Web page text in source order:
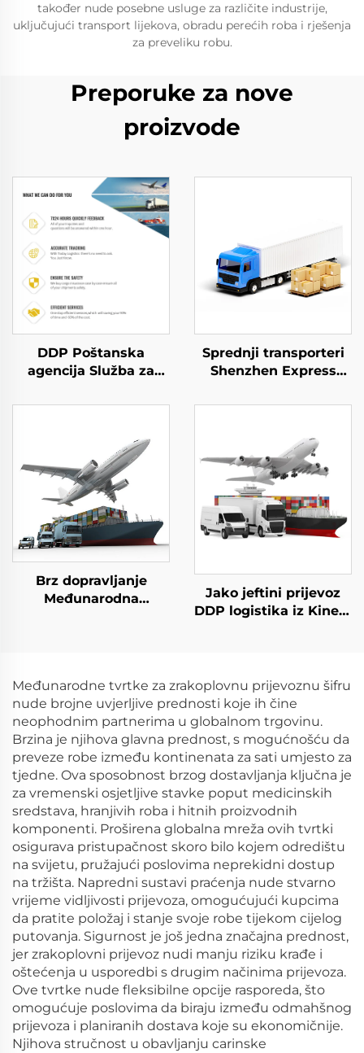
također nude posebne usluge za različite industrije,
uključujući transport lijekova, obradu perećih roba i rješenja
za preveliku robu.
Preporuke za nove
proizvode
DDP Poštanska
agencija Služba za
Zrakoplovni prijevoz u
Ponuda od vrata do
vrata
Sprednji transporteri
Shenzhen Express
Dhl Express Kina do
Globalni kupac
Brz dopravljanje
Međunarodna
Kraljevstvo
Jako jeftini prijevoz
DDP logistika iz Kine u
Ups Dhl Express
dostava agent
Međunarodne tvrtke za zrakoplovnu prijevoznu šifru
nude brojne uvjerljive prednosti koje ih čine
neophodnim partnerima u globalnom trgovinu.
Brzina je njihova glavna prednost, s mogućnošću da
preveze robe između kontinenata za sati umjesto za
tjedne. Ova sposobnost brzog dostavljanja ključna je
za vremenski osjetljive stavke poput medicinskih
sredstava, hranjivih roba i hitnih proizvodnih
komponenti. Proširena globalna mreža ovih tvrtki
osigurava pristupačnost skoro bilo kojem odredištu
na svijetu, pružajući poslovima neprekidni dostup
na tržišta. Napredni sustavi praćenja nude stvarno
vrijeme vidljivosti prijevoza, omogućujući kupcima
da pratite položaj i stanje svoje robe tijekom cijelog
putovanja. Sigurnost je još jedna značajna prednost,
jer zrakoplovni prijevoz nudi manju riziku krađe i
oštećenja u usporedbi s drugim načinima prijevoza.
Ove tvrtke nude fleksibilne opcije rasporeda, što
omogućuje poslovima da biraju između odmahšnog
prijevoza i planiranih dostava koje su ekonomičnije.
Njihova stručnost u obavljanju carinske